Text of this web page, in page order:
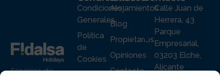
Servicios de
Alojamientos
Blog
Propietarios
Opiniones
Contacto
Condiciones
Generales
Política
de
Cookies
Calle Juan de
Herrera, 43
Parque
Empresarial,
03203 Elche,
Alicante